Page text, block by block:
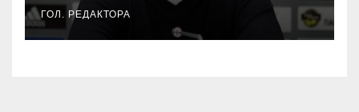
ГОЛ. РЕДАКТОРА